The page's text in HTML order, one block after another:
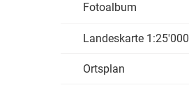
Fotoalbum
Landeskarte 1:25'000
Ortsplan